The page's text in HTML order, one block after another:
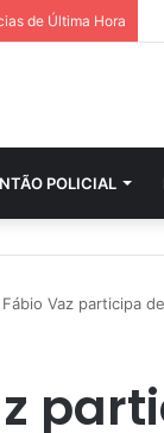
de Última Hora
POLICIAL
Fábio Vaz participa